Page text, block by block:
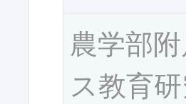
農学部
ス教育